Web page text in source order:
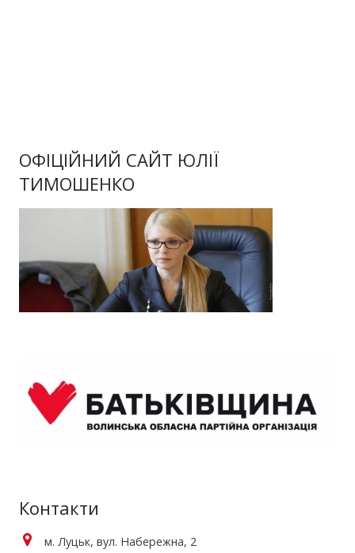
ОФІЦІЙНИЙ САЙТ ЮЛІЇ
ТИМОШЕНКО
Контакти
м. Луцьк, вул. Набережна, 2